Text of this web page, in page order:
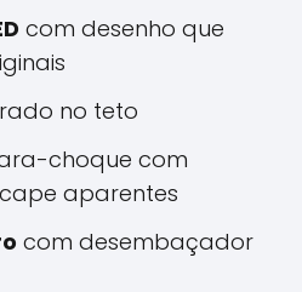
com desenho que
no teto
choque com
aparentes
com desembaçador